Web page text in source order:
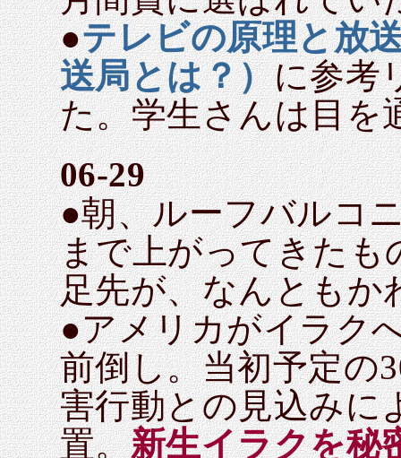
●テレビの原理と放
送局とは？）に参考
た。学生さんは目を
06-29
●朝、ルーフバルコ
まで上がってきたも
足先が、なんともか
●アメリカがイラク
前倒し。当初予定の
害行動との見込みに
置。新生イラクを秘